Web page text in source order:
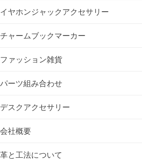
ン
イヤホンジャックアクセサリー
チャームブックマーカー
ファッション雑貨
パーツ組み合わせ
デスクアクセサリー
会社概要
革と工法について